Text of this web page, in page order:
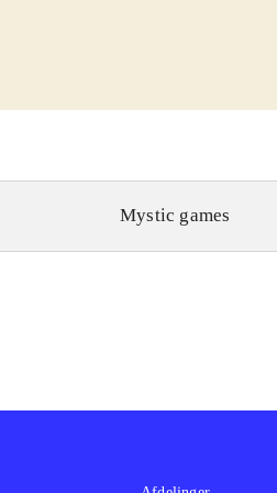
lyden er
mens
Mystic games